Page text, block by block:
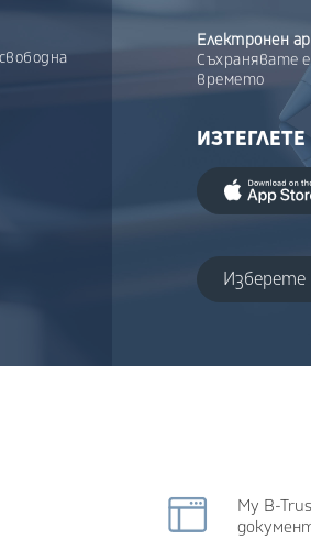
Електронен
Съхранявате
времето
ИЗТЕГЛЕТЕ
Изберете
My B-